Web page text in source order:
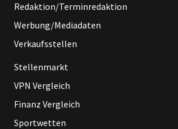
Redaktion/Terminredaktion
Werbung/Mediadaten
Verkaufsstellen
Stellenmarkt
VPN Vergleich
Finanz Vergleich
Sportwetten